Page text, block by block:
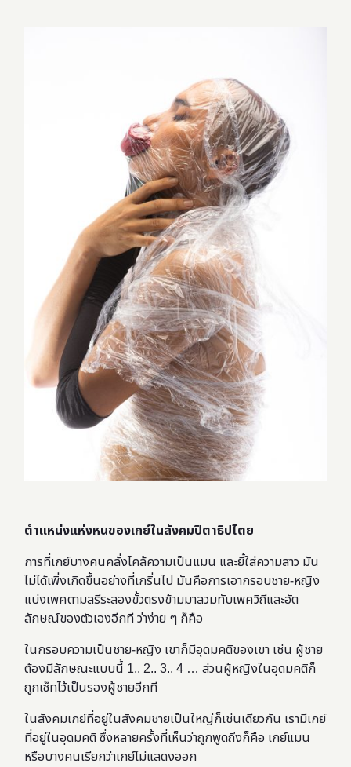
ตำแหน่งแห่งหนของเกย์ในสังคมปิตาธิปไตย
การที่เกย์บางคนคลั่งไคล้ความเป็นแมน และยี้ใส่ความสาว มัน
ไม่ได้เพิ่งเกิดขึ้นอย่างที่เกริ่นไป มันคือการเอากรอบชาย-หญิง
แบ่งเพศตามสรีระสองขั้วตรงข้ามมาสวมทับเพศวิถีและอัต
ลักษณ์ของตัวเองอีกที ว่าง่าย ๆ ก็คือ
ในกรอบความเป็นชาย-หญิง เขาก็มีอุดมคติของเขา เช่น ผู้ชาย
ต้องมีลักษณะแบบนี้ 1.. 2.. 3.. 4 … ส่วนผู้หญิงในอุดมคติก็
ถูกเซ็ทไว้เป็นรองผู้ชายอีกที
ในสังคมเกย์ที่อยู่ในสังคมชายเป็นใหญ่ก็เช่นเดียวกัน เรามีเกย์
ที่อยู่ในอุดมคติ ซึ่งหลายครั้งที่เห็นว่าถูกพูดถึงก็คือ เกย์แมน
หรือบางคนเรียกว่าเกย์ไม่แสดงออก